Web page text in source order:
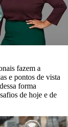
fazem a
e pontos de vista
forma
de hoje e de